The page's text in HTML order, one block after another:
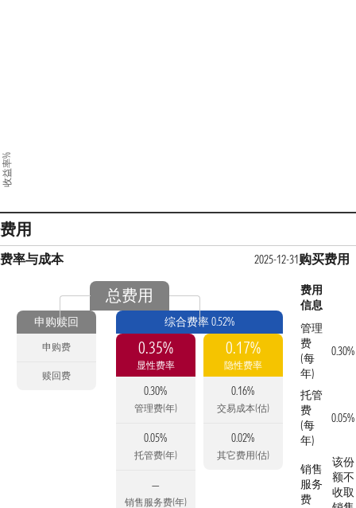
收益率%
费用
费率与成本 2025-12-31
总费用
申购赎回
申购费
赎回费
综合费率 0.52%
0.35%
显性费率
0.30%
管理费(年)
0.05%
托管费(年)
—
销售服务费(年)
0.17%
隐性费率
0.16%
交易成本(估)
0.02%
其它费用(估)
购买费用
费用
信息
管理
费
(每
年)
0.30%
托管
费
(每
年)
0.05%
销售
服务
费
该份
额不
收取